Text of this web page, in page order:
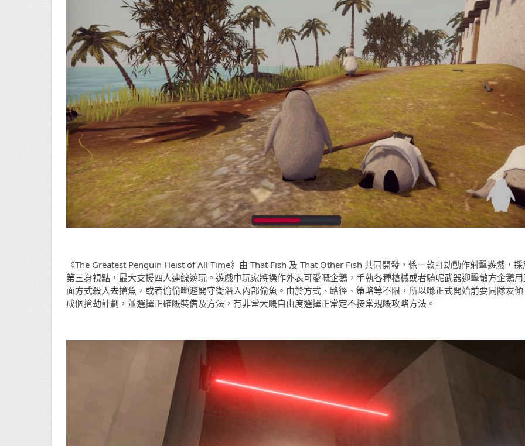
《The Greatest Penguin Heist of All Time》由 That Fish 及 That Other Fish 共同開發，係一款打劫動作射擊遊戲，採
第三身視點，最大支援四人連線遊玩。遊戲中玩家將操作外表可愛嘅企鵝，手執各種槍械或者騎呢武器迎擊敵方企鵝
面方式殺入去搶魚，或者偷偷哋避開守衛潛入內部偷魚。由於方式、路徑、策略等不限，所以喺正式開始前要同隊友
成個搶劫計劃，並選擇正確嘅裝備及方法，有非常大嘅自由度選擇正常定不按常規嘅攻略方法。